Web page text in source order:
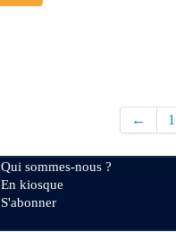
← 1
Qui sommes-nous ?
En kiosque
S'abonner